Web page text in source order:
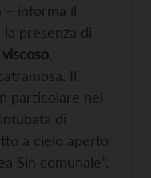
– informa il
presenza di
Il
particolare nel
di
a cielo aperto
Sin comunale”.